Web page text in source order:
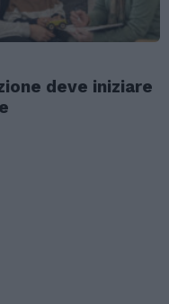
deve iniziare